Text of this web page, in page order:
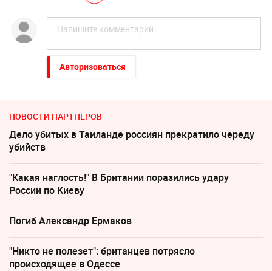
Авторизоваться
НОВОСТИ ПАРТНЕРОВ
Дело убитых в Таиланде россиян прекратило череду
убийств
"Какая наглость!" В Британии поразились удару
России по Киеву
Погиб Александр Ермаков
"Никто не полезет": британцев потрясло
происходящее в Одессе